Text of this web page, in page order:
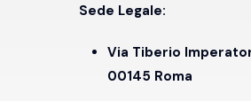
Sede Legale:
Via Tiberio
00145 Roma